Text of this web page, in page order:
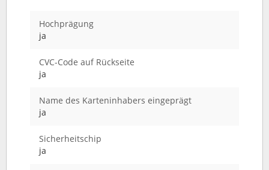
Hochprägung
ja
CVC-Code auf Rückseite
ja
Name des Karteninhabers eingeprägt
ja
Sicherheitschip
ja